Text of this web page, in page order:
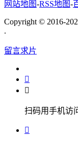
网站地图-RSS地图-
Copyright © 2016-
.
留言求片


扫码用手机访
